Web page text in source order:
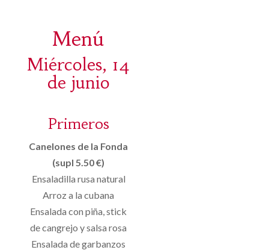
Menú
Miércoles, 14
de junio
Primeros
Canelones de la Fonda
(supl 5.50 €)
Ensaladilla rusa natural
Arroz a la cubana
Ensalada con piña, stick
de cangrejo y salsa rosa
Ensalada de garbanzos